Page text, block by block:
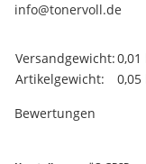
info@tonervoll.de
Produkteigenschaft
Wert
Versandgewicht:0,01
Artikelgewicht:
0,05
Bewertungen